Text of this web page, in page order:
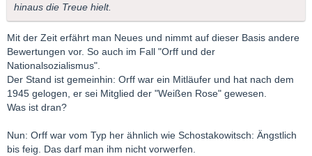
hinaus die Treue hielt.
Mit der Zeit erfährt man Neues und nimmt auf dieser Basis andere
Bewertungen vor. So auch im Fall "Orff und der
Nationalsozialismus".
Der Stand ist gemeinhin: Orff war ein Mitläufer und hat nach dem
1945 gelogen, er sei Mitglied der "Weißen Rose" gewesen.
Was ist dran?
Nun: Orff war vom Typ her ähnlich wie Schostakowitsch: Ängstlich
bis feig. Das darf man ihm nicht vorwerfen.